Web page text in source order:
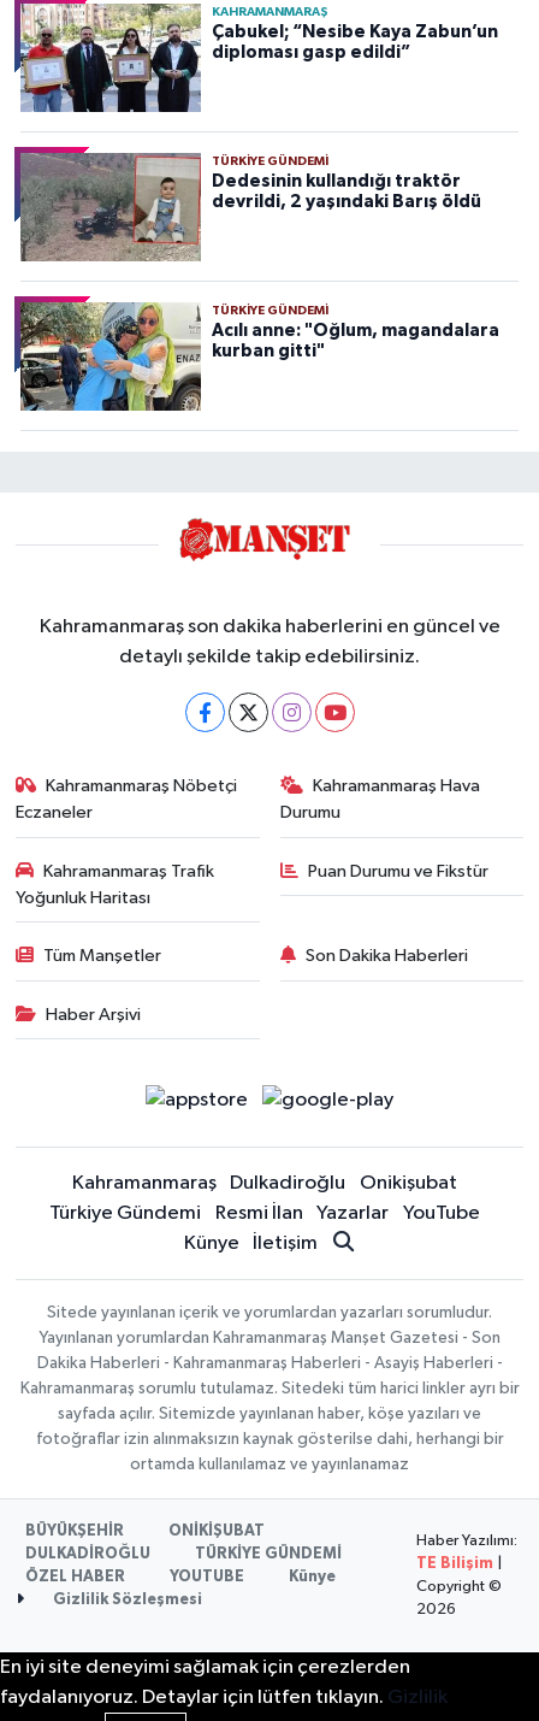
KAHRAMANMARAŞ
Çabukel; “Nesibe Kaya Zabun’un
diploması gasp edildi”
TÜRKIYE GÜNDEMI
Dedesinin kullandığı traktör
devrildi, 2 yaşındaki Barış öldü
TÜRKIYE GÜNDEMI
Acılı anne: "Oğlum, magandalara
kurban gitti"
Kahramanmaraş son dakika haberlerini en güncel ve
detaylı şekilde takip edebilirsiniz.
Kahramanmaraş Nöbetçi
Eczaneler
Kahramanmaraş Hava
Durumu
Kahramanmaraş Trafik
Yoğunluk Haritası
Puan Durumu ve Fikstür
Tüm Manşetler Son Dakika Haberleri
Haber Arşivi
Kahramanmaraş Dulkadiroğlu
Onikişubat
Türkiye Gündemi
Resmi İlan Yazarlar
YouTube
Künye
İletişim
Sitede yayınlanan içerik ve yorumlardan yazarları sorumludur.
Yayınlanan yorumlardan Kahramanmaraş Manşet Gazetesi - Son
Dakika Haberleri - Kahramanmaraş Haberleri - Asayiş Haberleri -
Kahramanmaraş sorumlu tutulamaz. Sitedeki tüm harici linkler ayrı bir
sayfada açılır. Sitemizde yayınlanan haber, köşe yazıları ve
fotoğraflar izin alınmaksızın kaynak gösterilse dahi, herhangi bir
ortamda kullanılamaz ve yayınlanamaz
BÜYÜKŞEHİR
ONİKİŞUBAT
DULKADİROĞLU
TÜRKİYE GÜNDEMİ
ÖZEL HABER
YOUTUBE
Künye
Gizlilik Sözleşmesi
Haber Yazılımı:
TE Bilişim
Copyright ©
2026
En iyi site deneyimi sağlamak için çerezlerden
faydalanıyoruz. Detaylar için lütfen tıklayın. Gizlilik